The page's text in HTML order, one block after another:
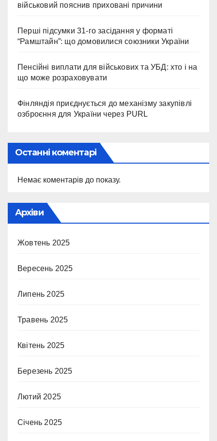
військовий пояснив приховані причини
Перші підсумки 31-го засідання у форматі
“Рамштайн”: що домовилися союзники України
Пенсійні виплати для військових та УБД: хто і на
що може розраховувати
Фінляндія приєднується до механізму закупівлі
озброєння для України через PURL
Останні коментарі
Немає коментарів до показу.
Архіви
Жовтень 2025
Вересень 2025
Липень 2025
Травень 2025
Квітень 2025
Березень 2025
Лютий 2025
Січень 2025